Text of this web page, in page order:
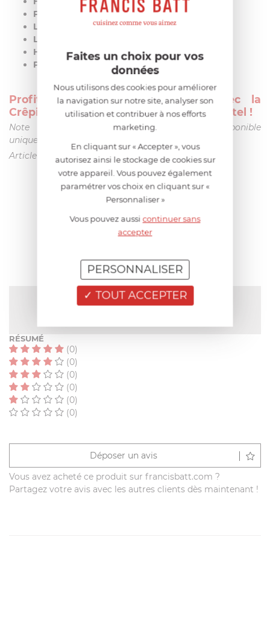
Profondeur de la Cuve : 0,00 cm
Longueur de la Poignée :18,50 cm
Largeur :
Hauteur sans Couvercle :44,50 cm
Poids :
Profitez d'une Cuisine Créative avec la
Crêpière 24cm Castel Pro Ultralu de Cristel !
Note : La version avec poignée fixe est disponible
uniquement en 28 cm.
Article non rechapable.
AIDE AU CHOIX
AVIS CLIENT
NOTE MOYENNE
RÉSUMÉ
(0)
(0)
(0)
(0)
(0)
(0)
Déposer un avis
Vous avez acheté ce produit sur francisbatt.com ?
Partagez votre avis avec les autres clients dès maintenant !
Faites un choix pour vos
données
Nous utilisons des cookies pour améliorer
la navigation sur notre site, analyser son
utilisation et contribuer à nos efforts
marketing.
En cliquant sur « Accepter », vous
autorisez ainsi le stockage de cookies sur
votre appareil. Vous pouvez également
paramétrer vos choix en cliquant sur «
Personnaliser »
Vous pouvez aussicontinuer sans
accepter
TOUT ACCEPTER
PERSONNALISER